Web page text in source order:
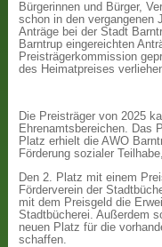
Bürgerinnen und Bürger,
schon in den vergangenen
Anträge bei der Stadt
Barntrup eingereichten
Preisträgerkommission
des Heimatpreises
Die Preisträger von 2025
Ehrenamtsbereichen. Das
Platz erhielt die AWO
Förderung sozialer
Den 2. Platz mit einem
Förderverein der
mit dem Preisgeld die
Stadtbücherei. Außerdem
neuen Platz für die
schaffen.